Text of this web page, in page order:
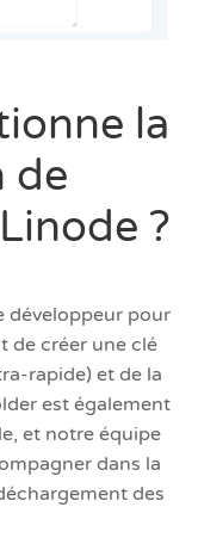
la
de
?
développeur pour
de créer une clé
rapide) et de la
est également
et notre équipe
dans la
des